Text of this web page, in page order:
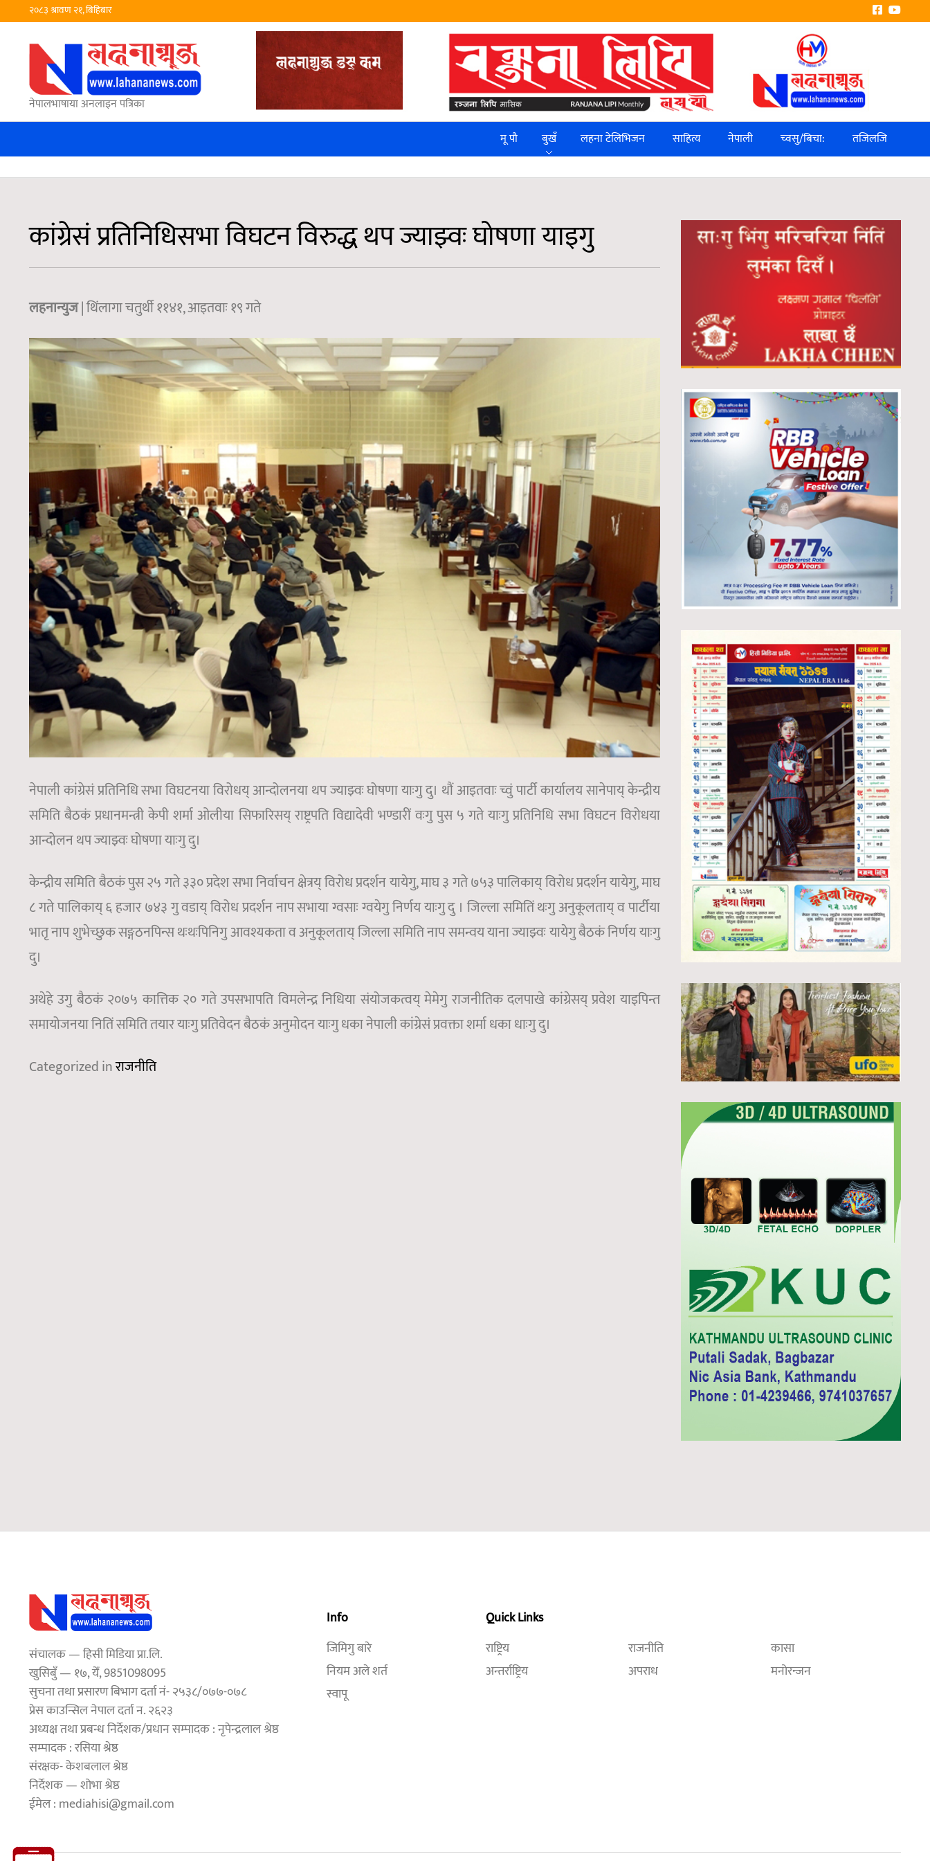
२०८३ श्रावण २१, बिहिबार
नेपालभाषाया अनलाइन पत्रिका
मू पौ
बुखँ लहना टेलिभिजन साहित्य नेपाली च्वसु/बिचा: तजिलजि
कांग्रेसं प्रतिनिधिसभा विघटन विरुद्ध थप ज्याझ्वः घोषणा याइगु
लहनान्युज| थिंलागा चतुर्थी ११४१, आइतवाः १९ गते
नेपाली कांग्रेसं प्रतिनिधि सभा विघटनया विरोधय् आन्दोलनया थप ज्याझ्वः घोषणा याःगु दु। थौं आइतवाः च्वुं पार्टी कार्यालय सानेपाय् केन्द्रीय
समिति बैठकं प्रधानमन्त्री केपी शर्मा ओलीया सिफारिसय् राष्ट्रपति विद्यादेवी भण्डारीं वःगु पुस ५ गते याःगु प्रतिनिधि सभा विघटन विरोधया
आन्दोलन थप ज्याझ्वः घोषणा याःगु दु।
केन्द्रीय समिति बैठकं पुस २५ गते ३३० प्रदेश सभा निर्वाचन क्षेत्रय् विरोध प्रदर्शन यायेगु, माघ ३ गते ७५३ पालिकाय् विरोध प्रदर्शन यायेगु, माघ
८ गते पालिकाय् ६ हजार ७४३ गु वडाय् विरोध प्रदर्शन नाप सभाया ग्वसाः ग्वयेगु निर्णय याःगु दु । जिल्ला समितिं थःगु अनुकूलताय् व पार्टीया
भातृ नाप शुभेच्छुक सङ्गठनपिन्स थःथःपिनिगु आवश्यकता व अनुकूलताय् जिल्ला समिति नाप समन्वय याना ज्याझ्वः यायेगु बैठकं निर्णय याःगु
दु।
अथेहे उगु बैठकं २०७५ कात्तिक २० गते उपसभापति विमलेन्द्र निधिया संयोजकत्वय् मेमेगु राजनीतिक दलपाखे कांग्रेसय् प्रवेश याइपिन्त
समायोजनया नितिं समिति तयार याःगु प्रतिवेदन बैठकं अनुमोदन याःगु धका नेपाली कांग्रेसं प्रवक्ता शर्मा धका धाःगु दु।
Categorized inराजनीति
संचालक — हिसी मिडिया प्रा.लि.
खुसिबुँ — १७, येँ, 9851098095
सुचना तथा प्रसारण बिभाग दर्ता नं- २५३८/०७७-०७८
प्रेस काउन्सिल नेपाल दर्ता न. २६२३
अध्यक्ष तथा प्रबन्ध निर्देशक/प्रधान सम्पादक : नृपेन्द्रलाल श्रेष्ठ
सम्पादक : रसिया श्रेष्ठ
संरक्षक- केशबलाल श्रेष्ठ
निर्देशक — शोभा श्रेष्ठ
ईमेल : mediahisi@gmail.com
Info
जिमिगु बारे
नियम अले शर्त
स्वापू
Quick Links
राष्ट्रिय
अन्तर्राष्ट्रिय
राजनीति
अपराध
कासा
मनोरन्जन